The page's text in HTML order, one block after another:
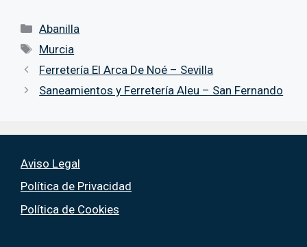
Categorías
Abanilla
Etiquetas
Murcia
Ferretería El Arca De Noé – Sevilla
Saneamientos y Ferretería Aleu – San Fernando
Aviso Legal
Política de Privacidad
Política de Cookies